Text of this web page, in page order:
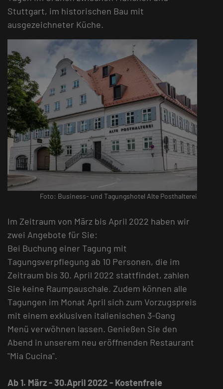
Stuttgart, im historischen Bau mit
ausgezeichneter Küche.
Foto: Business- und Tagungshotel Alte Posthalterei
Im Zeitraum von März bis April 2022 haben wir
zwei Angebote für Sie:
Bei Buchung einer Tagung mit
Tagungsverpflegung ab 10 Personen, die im
Zeitraum bis 30. April 2022 stattfindet, zahlen
Sie keine Raumpauschale. Zudem können alle
Tagungen im Monat April sich zum Vorzugspreis
mit einem exklusiven italienischen 3-Gang
Menü verwöhnen lassen. Genießen Sie den
Abend in unserem neu eröffnenden Restaurant
"Mia Cucina".
Ab 1. März - 30.April 2022 - Kostenfreie